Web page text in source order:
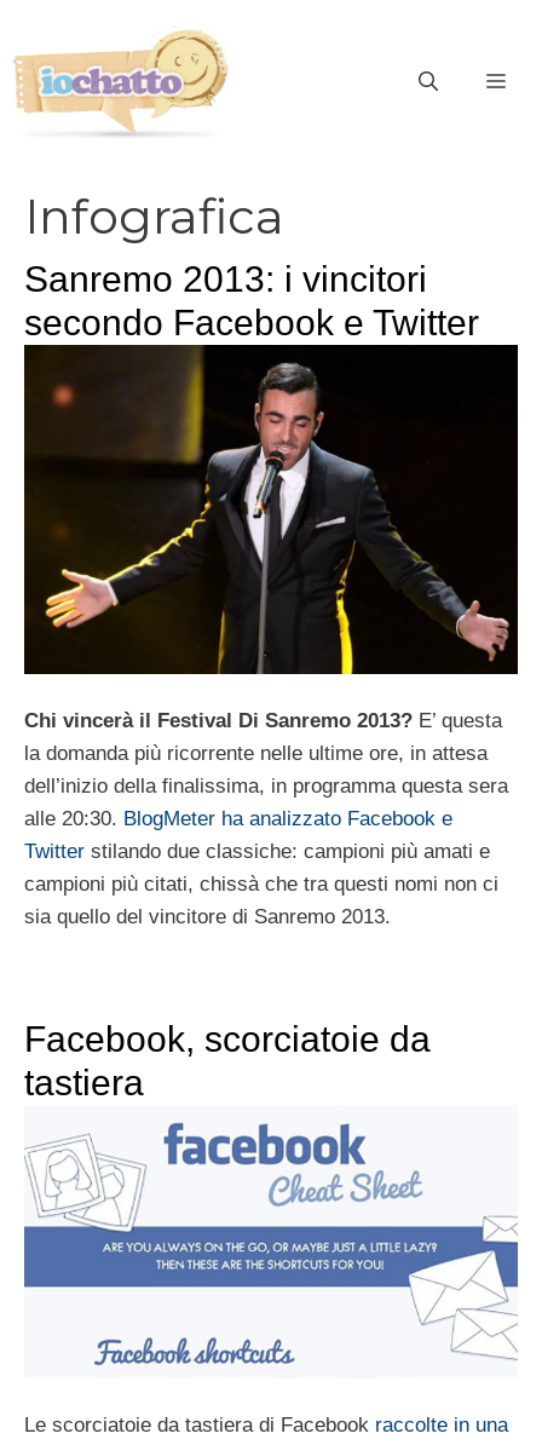
contenuto
Infografica
Sanremo 2013: i vincitori
secondo Facebook e Twitter
Chi vincerà il Festival Di Sanremo 2013? E’ questa
la domanda più ricorrente nelle ultime ore, in attesa
dell’inizio della finalissima, in programma questa sera
alle 20:30. BlogMeter ha analizzato Facebook e
Twitter stilando due classiche: campioni più amati e
campioni più citati, chissà che tra questi nomi non ci
sia quello del vincitore di Sanremo 2013.
Facebook, scorciatoie da
tastiera
Le scorciatoie da tastiera di Facebook raccolte in una